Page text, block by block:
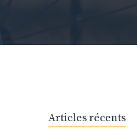
Articles récents